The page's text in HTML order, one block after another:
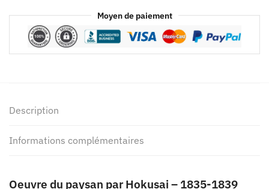
Moyen de paiement
Description
Informations complémentaires
Oeuvre du paysan par Hokusai – 1835-1839